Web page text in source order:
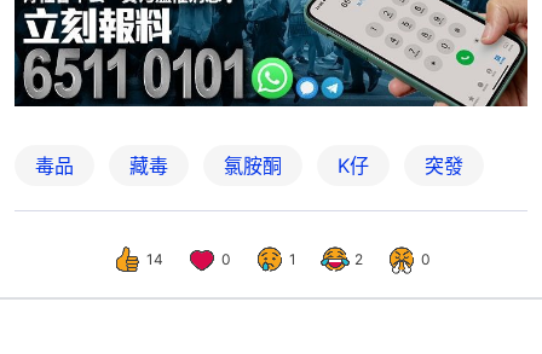
毒品 藏毒 氯胺酮 K仔 突發
14 0 1 2 0